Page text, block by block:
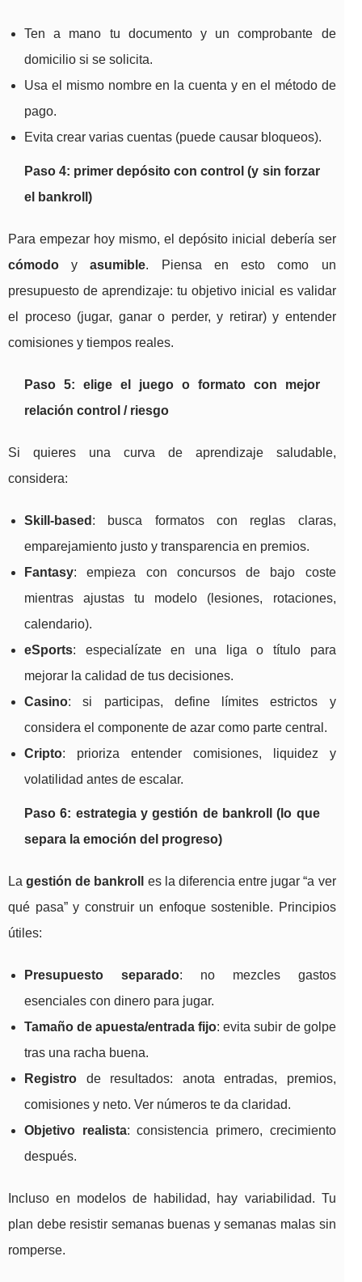
Ten a mano tu documento y un comprobante de
domicilio si se solicita.
Usa el mismo nombre en la cuenta y en el método de
pago.
Evita crear varias cuentas (puede causar bloqueos).
Paso 4: primer depósito con control (y sin forzar
el bankroll)
Para empezar hoy mismo, el depósito inicial debería ser
cómodo yasumible. Piensa en esto como un
presupuesto de aprendizaje: tu objetivo inicial es validar
el proceso (jugar, ganar o perder, y retirar) y entender
comisiones y tiempos reales.
Paso 5: elige el juego o formato con mejor
relación control / riesgo
Si quieres una curva de aprendizaje saludable,
considera:
Skill-based : busca formatos con reglas claras,
emparejamiento justo y transparencia en premios.
Fantasy: empieza con concursos de bajo coste
mientras ajustas tu modelo (lesiones, rotaciones,
calendario).
eSports: especialízate en una liga o título para
mejorar la calidad de tus decisiones.
Casino: si participas, define límites estrictos y
considera el componente de azar como parte central.
Cripto: prioriza entender comisiones, liquidez y
volatilidad antes de escalar.
Paso 6: estrategia y gestión de bankroll (lo que
separa la emoción del progreso)
Lagestión de bankroll
es la diferencia entre jugar “a ver
qué pasa” y construir un enfoque sostenible. Principios
útiles:
Presupuesto separado: no mezcles gastos
esenciales con dinero para jugar.
Tamaño de apuesta/entrada fijo: evita subir de golpe
tras una racha buena.
Registro de resultados: anota entradas, premios,
comisiones y neto. Ver números te da claridad.
Objetivo realista: consistencia primero, crecimiento
después.
Incluso en modelos de habilidad, hay variabilidad. Tu
plan debe resistir semanas buenas y semanas malas sin
romperse.